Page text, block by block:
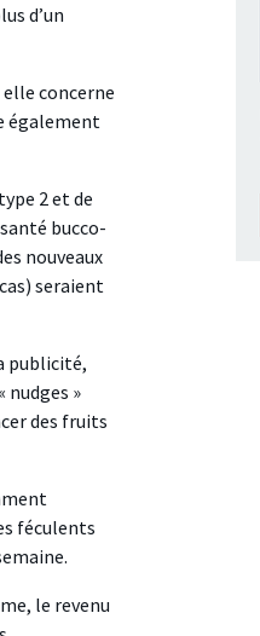
d’un
elle concerne
également
2 et de
bucco-
nouveaux
seraient
publicité,
nudges »
des fruits
féculents
le revenu